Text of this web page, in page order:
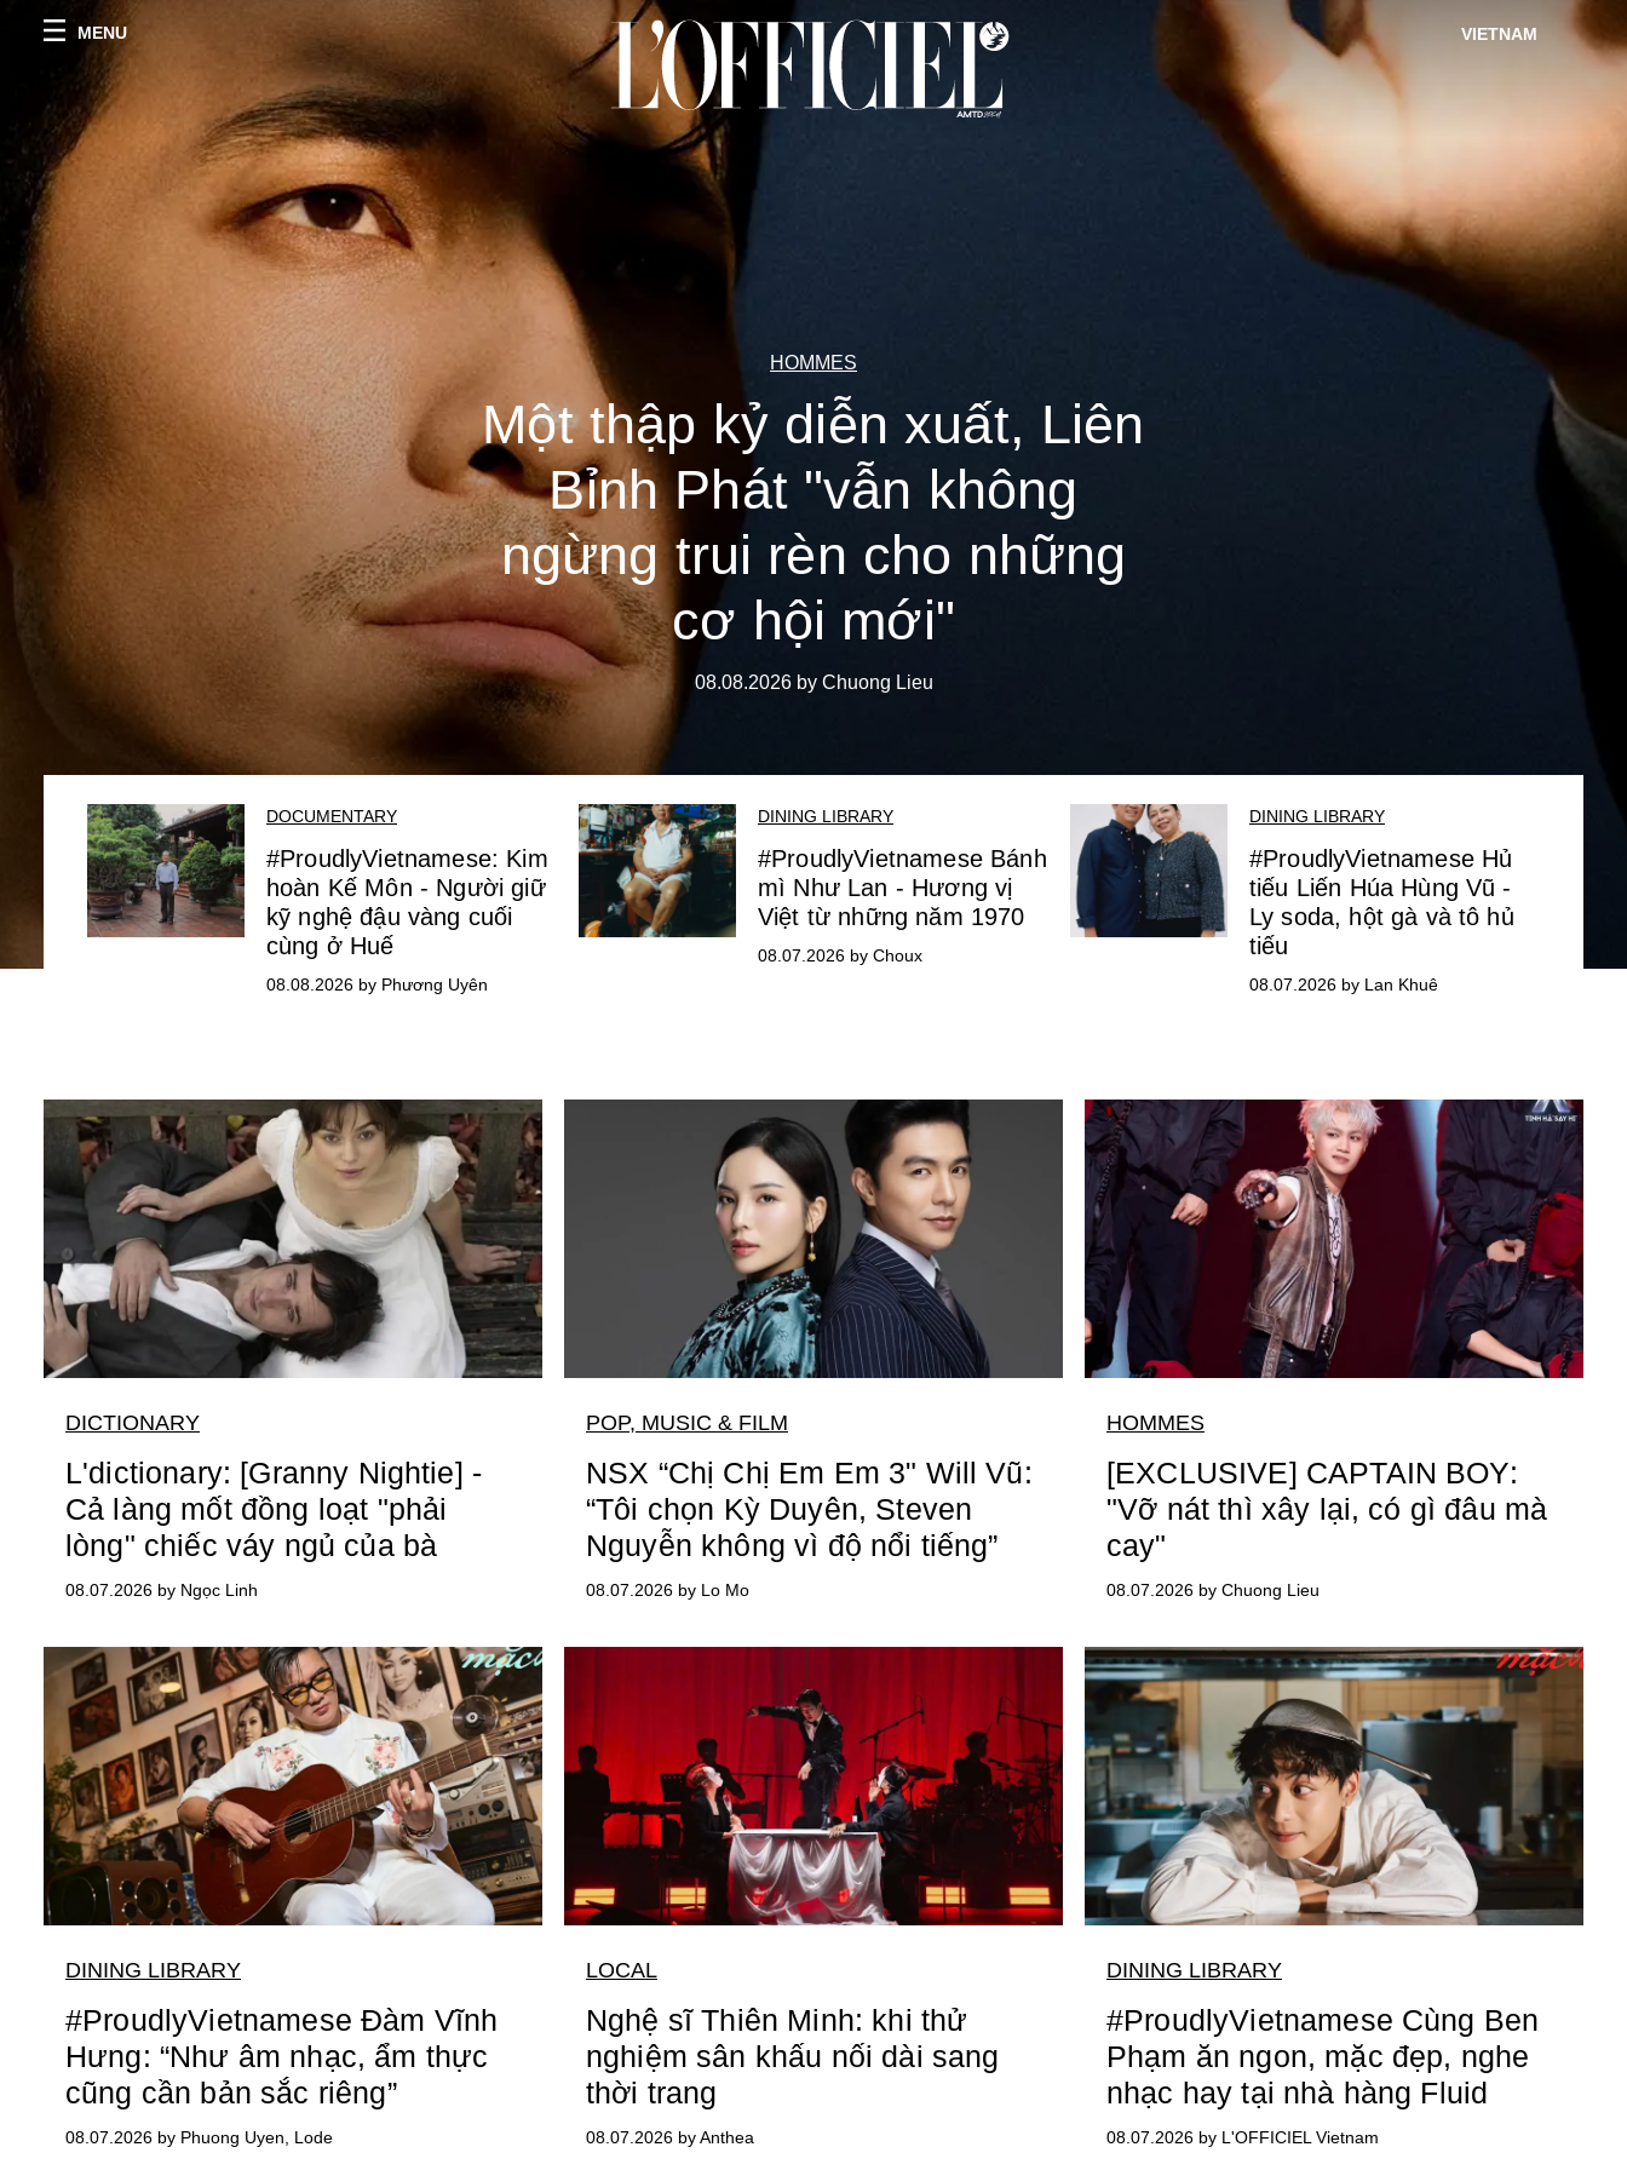
MENU VIETNAM
HOMMES
Một thập kỷ diễn xuất, Liên
Bỉnh Phát "vẫn không
ngừng trui rèn cho những
cơ hội mới"
08.08.2026 by Chuong Lieu
DOCUMENTARY
#ProudlyVietnamese: Kim
hoàn Kế Môn - Người giữ
kỹ nghệ đậu vàng cuối
cùng ở Huế
08.08.2026 by Phương Uyên
DINING LIBRARY
#ProudlyVietnamese Bánh
mì Như Lan - Hương vị
Việt từ những năm 1970
08.07.2026 by Choux
DINING LIBRARY
#ProudlyVietnamese Hủ
tiếu Liến Húa Hùng Vũ -
Ly soda, hột gà và tô hủ
tiếu
08.07.2026 by Lan Khuê
DICTIONARY
L'dictionary: [Granny Nightie] -
Cả làng mốt đồng loạt "phải
lòng" chiếc váy ngủ của bà
08.07.2026 by Ngọc Linh
POP, MUSIC & FILM
NSX “Chị Chị Em Em 3" Will Vũ:
“Tôi chọn Kỳ Duyên, Steven
Nguyễn không vì độ nổi tiếng”
08.07.2026 by Lo Mo
HOMMES
[EXCLUSIVE] CAPTAIN BOY:
"Vỡ nát thì xây lại, có gì đâu mà
cay"
08.07.2026 by Chuong Lieu
DINING LIBRARY
#ProudlyVietnamese Đàm Vĩnh
Hưng: “Như âm nhạc, ẩm thực
cũng cần bản sắc riêng”
08.07.2026 by Phuong Uyen, Lode
LOCAL
Nghệ sĩ Thiên Minh: khi thử
nghiệm sân khấu nối dài sang
thời trang
08.07.2026 by Anthea
DINING LIBRARY
#ProudlyVietnamese Cùng Ben
Phạm ăn ngon, mặc đẹp, nghe
nhạc hay tại nhà hàng Fluid
08.07.2026 by L'OFFICIEL Vietnam